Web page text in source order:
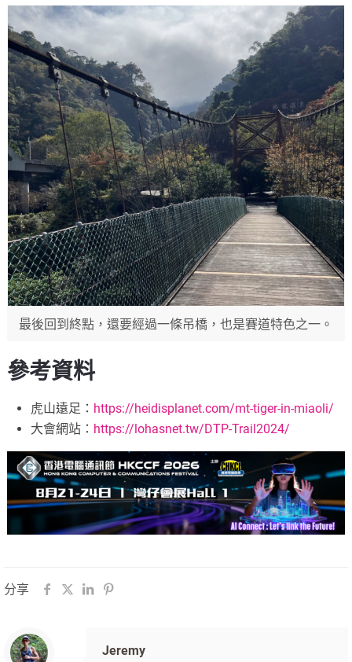
最後回到終點，還要經過一條吊橋，也是賽道特色之一。
參考資料
虎山遠足： https://heidisplanet.com/mt-tiger-in-miaoli/
大會網站： https://lohasnet.tw/DTP-Trail2024/
分享
Jeremy